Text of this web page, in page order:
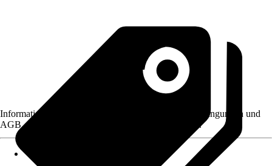
Informationen des Verkäufers, wie z. B. Rückgabebedingungen und
AGB, finden Sie bei Klick auf den Verkäufernamen.